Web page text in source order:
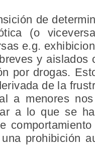
de
(o
e.g.
y aislados
por drogas.
de la
a menores
a lo que se
prohibición